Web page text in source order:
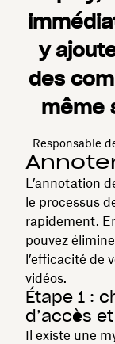
y
des
même
Responsable
L’annotation
le processus
rapidement.
pouvez
l’efficacité de
vidéos.
Étape 1 :
d’accès
Il existe une